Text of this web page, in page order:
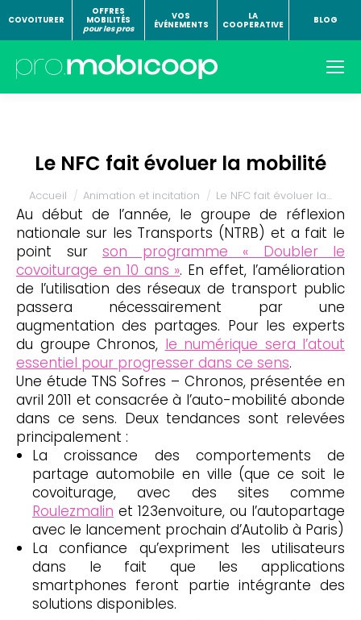
COVOITURER
OFFRES
MOBILITÉS
pour les pros
VOS
ÉVÉNEMENTS
LA
COOPERATIVE
BLOG
Le NFC fait évoluer la mobilité
Vous êtes ici :
Accueil Animation et incitation Le NFC fait évoluer la…
Au début de l’année, le groupe de réflexion
nationale sur les Transports (NTRB) et a fait le
point sur son programme « Doubler le
covoiturage en 10 ans ». En effet, l’amélioration
de l’utilisation des réseaux de transport public
passera nécessairement par une
augmentation des partages. Pour les experts
du groupe Chronos, le numérique sera l’atout
essentiel pour progresser dans ce sens.
Une étude TNS Sofres – Chronos, présentée en
avril 2011 et consacrée à l’auto-mobilité abonde
dans ce sens. Deux tendances sont relevées
principalement :
La croissance des comportements de
partage automobile en ville (que ce soit le
covoiturage, avec des sites comme
Roulezmalin et 123envoiture, ou l’autopartage
avec le lancement prochain d’Autolib à Paris)
La confiance qu’expriment les utilisateurs
dans le fait que les applications
smartphones feront partie intégrante des
solutions disponibles.